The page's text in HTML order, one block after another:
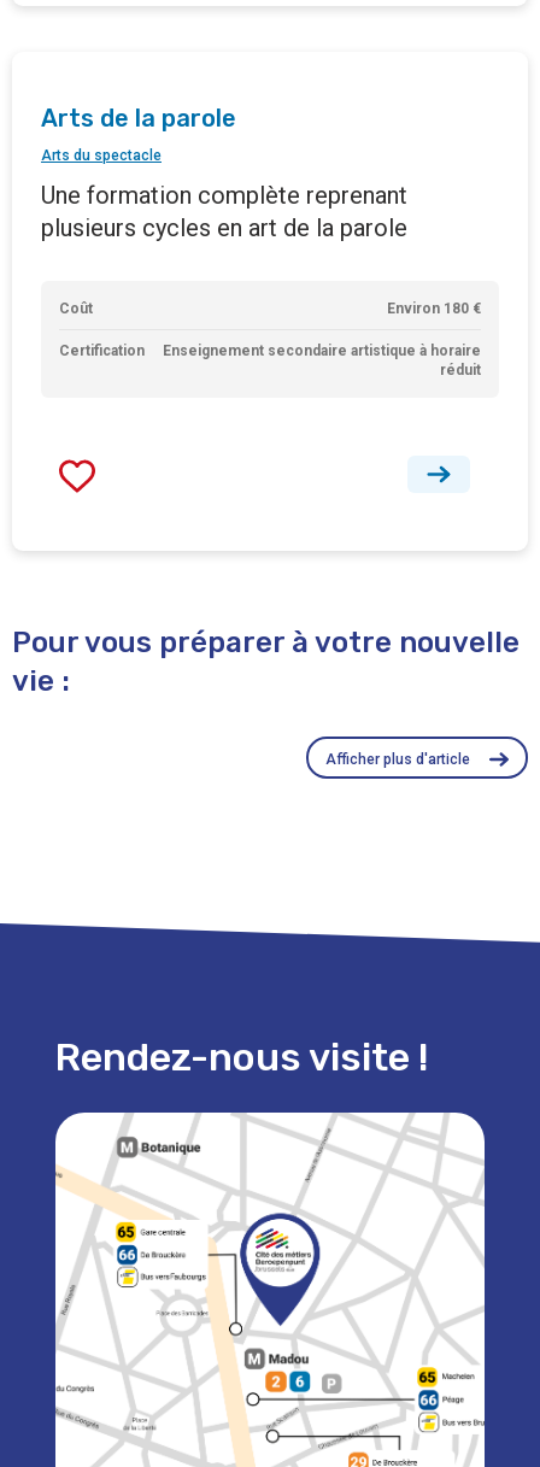
Arts de la parole
Arts du spectacle
Une formation complète reprenant
plusieurs cycles en art de la parole
Coût Environ 180 €
Certification
Enseignement secondaire artistique à horaire
réduit
Pour vous préparer à votre nouvelle
vie :
Afficher plus d'article
Rendez-nous visite !